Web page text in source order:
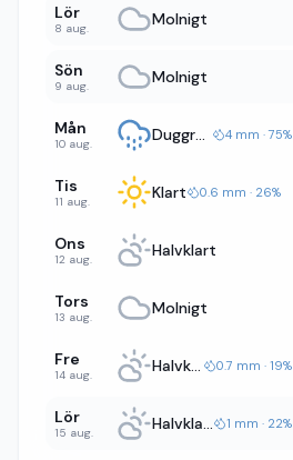
Lör
8 aug. Molnigt
Sön
9 aug. Molnigt
Mån
10 aug. Duggregn 4 mm · 75%
Tis
11 aug. Klart 0.6 mm · 26%
Ons
12 aug. Halvklart
Tors
13 aug. Molnigt
Fre
14 aug. Halvklart 0.7 mm · 19%
Lör
15 aug. Halvklart 1 mm · 22%